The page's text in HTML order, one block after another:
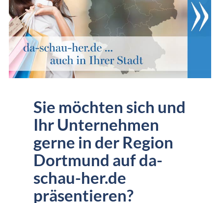
Sie möchten sich und
Ihr Unternehmen
gerne in der Region
Dortmund auf da-
schau-her.de
präsentieren?